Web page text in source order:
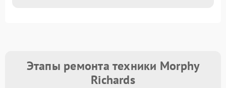
Этапы ремонта техники Morphy
Richards